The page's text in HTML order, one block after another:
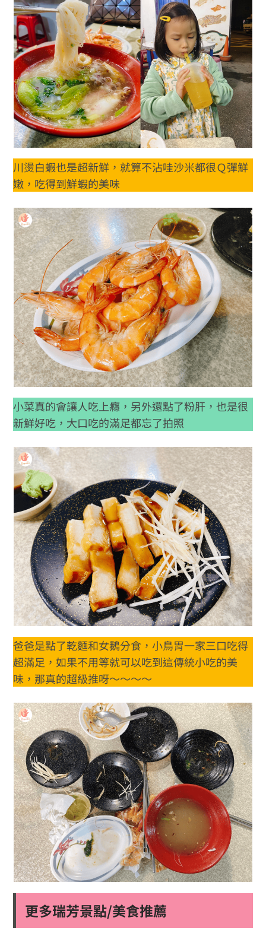
川燙白蝦也是超新鮮，就算不沾哇沙米都很Ｑ彈鮮
嫩，吃得到鮮蝦的美味
小菜真的會讓人吃上癮，另外還點了粉肝，也是很
新鮮好吃，大口吃的滿足都忘了拍照
爸爸是點了乾麵和女鵝分食，小鳥胃一家三口吃得
超滿足，如果不用等就可以吃到這傳統小吃的美
味，那真的超級推呀～～～～
更多瑞芳景點/美食推薦